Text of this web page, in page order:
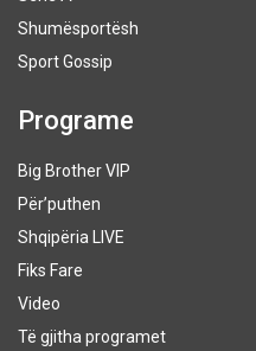
Shumësportësh
Sport Gossip
Programe
Big Brother VIP
Për’puthen
Shqipëria LIVE
Fiks Fare
Video
Të gjitha programet